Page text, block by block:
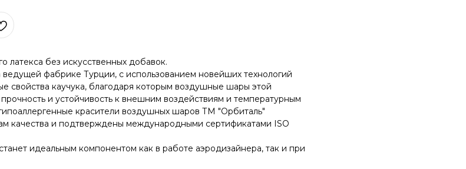
латекса без искусственных добавок.
фабрике Турции, с использованием новейших технологий
свойства каучука, благодаря которым воздушные шары этой
и устойчивость к внешним воздействиям и температурным
красители воздушных шаров ТМ "Орбиталь"
качества и подтверждены международными сертификатами ISO
идеальным компонентом как в работе аэродизайнера, так и при